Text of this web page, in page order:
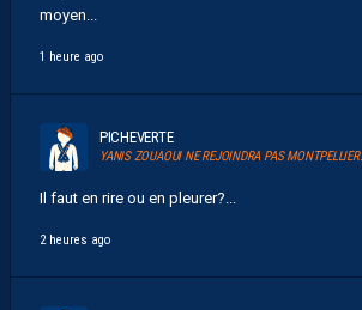
moyen...
1 heure ago
PICHEVERTE
YANIS ZOUAOUI NE REJOINDRA PAS MONTPELLIER…
Il faut en rire ou en pleurer?...
2 heures ago